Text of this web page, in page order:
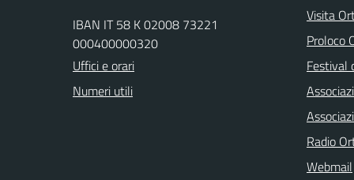
IBAN IT 58 K 02008 73221
000400000320
Uffici e orari
Numeri utili
Visita
Proloco
Festival
Radio
Webmail